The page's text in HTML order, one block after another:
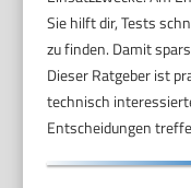
Sie hilft dir, Tests
zu finden. Damit
Dieser Ratgeber ist
technisch
Entscheidungen